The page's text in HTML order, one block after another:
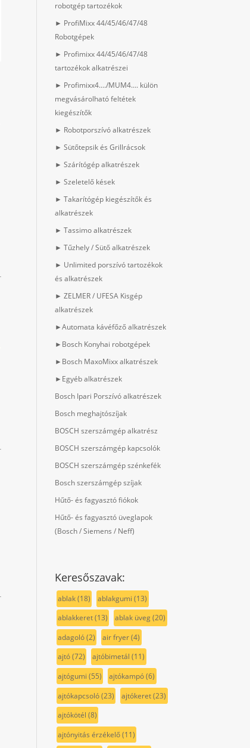
robotgép tartozékok
► ProfiMixx 44/45/46/47/48
Robotgépek
► Profimixx 44/45/46/47/48
tartozékok alkatrészei
► Profimixx4..../MUM4.... külön
megvásárolható feltétek
kiegészítők
► Robotporszívó alkatrészek
► Sütőtepsik és Grillrácsok
► Szárítógép alkatrészek
► Szeletelő kések
► Takarítógép kiegészítők és
alkatrészek
► Tassimo alkatrészek
► Tűzhely / Sütő alkatrészek
► Unlimited porszívó tartozékok
és alkatrészek
► ZELMER / UFESA Kisgép
alkatrészek
►Automata kávéfőző alkatrészek
►Bosch Konyhai robotgépek
►Bosch MaxoMixx alkatrészek
►Egyéb alkatrészek
Bosch Ipari Porszívó alkatrészek
Bosch meghajtószíjak
BOSCH szerszámgép alkatrész
BOSCH szerszámgép kapcsolók
BOSCH szerszámgép szénkefék
Bosch szerszámgép szíjak
Hűtő- és fagyasztó fiókok
Hűtő- és fagyasztó üveglapok
(Bosch / Siemens / Neff)
Keresőszavak:
ablak(18) ablakgumi (13)
ablakkeret(13) ablak üveg(20)
adagoló(2) air fryer(4)
ajtó(72) ajtóbimetál (11)
ajtógumi (55) ajtókampó(6)
ajtókapcsoló(23) ajtókeret(23)
ajtókötél (8)
ajtónyitás érzékelő(11)